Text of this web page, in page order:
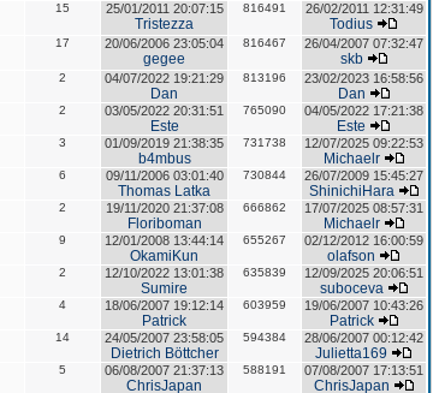
15 25/01/2011 20:07:15
Tristezza
816491 26/02/2011 12:31:49
Todius
17 20/06/2006 23:05:04
gegee
816467 26/04/2007 07:32:47
skb
2 04/07/2022 19:21:29
Dan
813196 23/02/2023 16:58:56
Dan
2 03/05/2022 20:31:51
Este
765090 04/05/2022 17:21:38
Este
3 01/09/2019 21:38:35
b4mbus
731738 12/07/2025 09:22:53
Michaelr
6 09/11/2006 03:01:40
Thomas Latka
730844 26/07/2009 15:45:27
ShinichiHara
2 19/11/2020 21:37:08
Floriboman
666862 17/07/2025 08:57:31
Michaelr
9 12/01/2008 13:44:14
OkamiKun
655267 02/12/2012 16:00:59
olafson
2 12/10/2022 13:01:38
Sumire
635839 12/09/2025 20:06:51
suboceva
4 18/06/2007 19:12:14
Patrick
603959 19/06/2007 10:43:26
Patrick
14 24/05/2007 23:58:05
Dietrich Böttcher
594384 28/06/2007 00:12:42
Julietta169
5 06/08/2007 21:37:13
ChrisJapan
588191 07/08/2007 17:13:51
ChrisJapan